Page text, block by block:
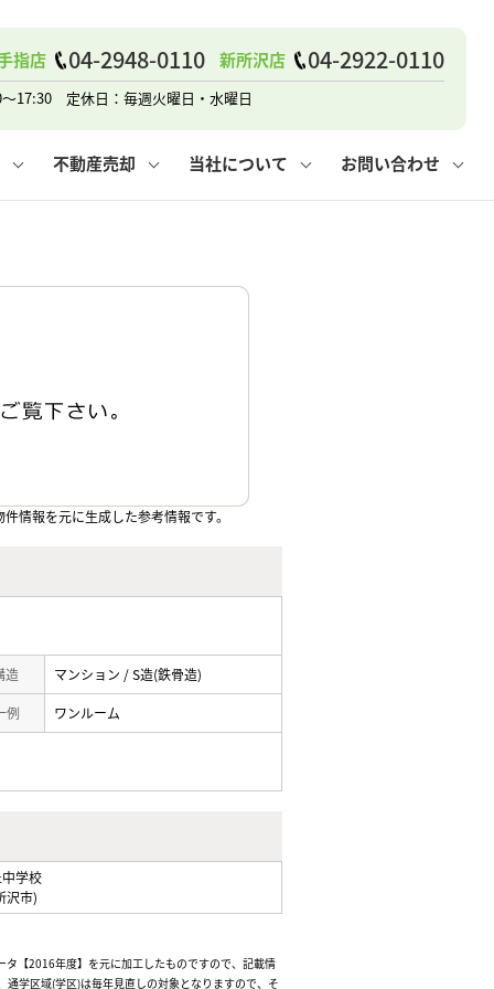
指店 04-2948-0110 新所沢店 04-2922-0110
17:30 定休日：毎週火曜日・水曜日
不動産売却 当社について お問い合わせ
その他の問合せ
建て 賃貸vs持ち家
費用 仲介と買取の違い
情報保護方針
情報を元に生成した参考情報です。
造 マンション / S造(鉄骨造)
例 ワンルーム
学校
沢市)
【2016年度】を元に加工したものですので、記載情
学区域(学区)は毎年見直しの対象となりますので、そ